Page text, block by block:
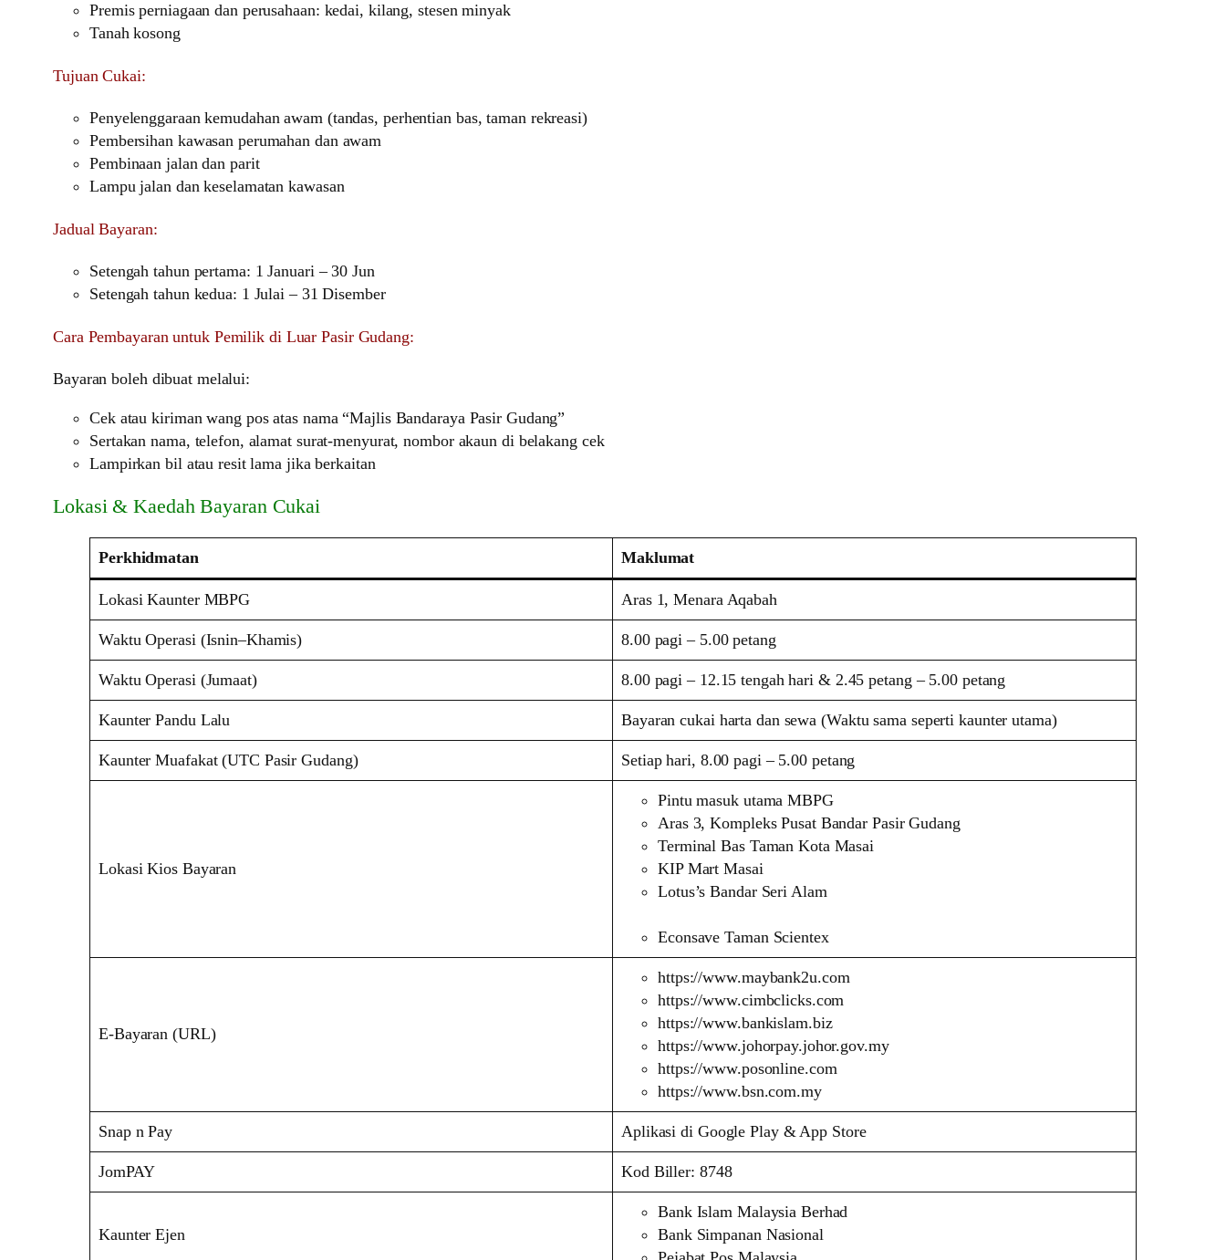
Premis perniagaan dan perusahaan: kedai, kilang, stesen minyak
Tanah kosong
Tujuan Cukai:
Penyelenggaraan kemudahan awam (tandas, perhentian bas, taman rekreasi)
Pembersihan kawasan perumahan dan awam
Pembinaan jalan dan parit
Lampu jalan dan keselamatan kawasan
Jadual Bayaran:
Setengah tahun pertama: 1 Januari – 30 Jun
Setengah tahun kedua: 1 Julai – 31 Disember
Cara Pembayaran untuk Pemilik di Luar Pasir Gudang:
Bayaran boleh dibuat melalui:
Cek atau kiriman wang pos atas nama “Majlis Bandaraya Pasir Gudang”
Sertakan nama, telefon, alamat surat-menyurat, nombor akaun di belakang cek
Lampirkan bil atau resit lama jika berkaitan
Lokasi & Kaedah Bayaran Cukai
Perkhidmatan Maklumat
Lokasi Kaunter MBPG Aras 1, Menara Aqabah
Waktu Operasi (Isnin–Khamis) 8.00 pagi – 5.00 petang
Waktu Operasi (Jumaat) 8.00 pagi – 12.15 tengah hari & 2.45 petang – 5.00 petang
Kaunter Pandu Lalu Bayaran cukai harta dan sewa (Waktu sama seperti kaunter utama)
Kaunter Muafakat (UTC Pasir Gudang) Setiap hari, 8.00 pagi – 5.00 petang
Lokasi Kios Bayaran
Pintu masuk utama MBPG
Aras 3, Kompleks Pusat Bandar Pasir Gudang
Terminal Bas Taman Kota Masai
KIP Mart Masai
Lotus’s Bandar Seri Alam
Econsave Taman Scientex
E-Bayaran (URL)
https://www.maybank2u.com
https://www.cimbclicks.com
https://www.bankislam.biz
https://www.johorpay.johor.gov.my
https://www.posonline.com
https://www.bsn.com.my
Snap n Pay Aplikasi di Google Play & App Store
JomPAY Kod Biller: 8748
Kaunter Ejen
Bank Islam Malaysia Berhad
Bank Simpanan Nasional